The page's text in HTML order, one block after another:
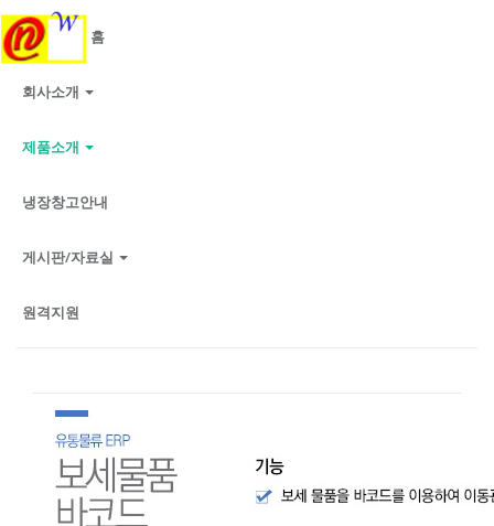
홈
회사소개
제품소개
냉장창고안내
게시판/자료실
원격지원